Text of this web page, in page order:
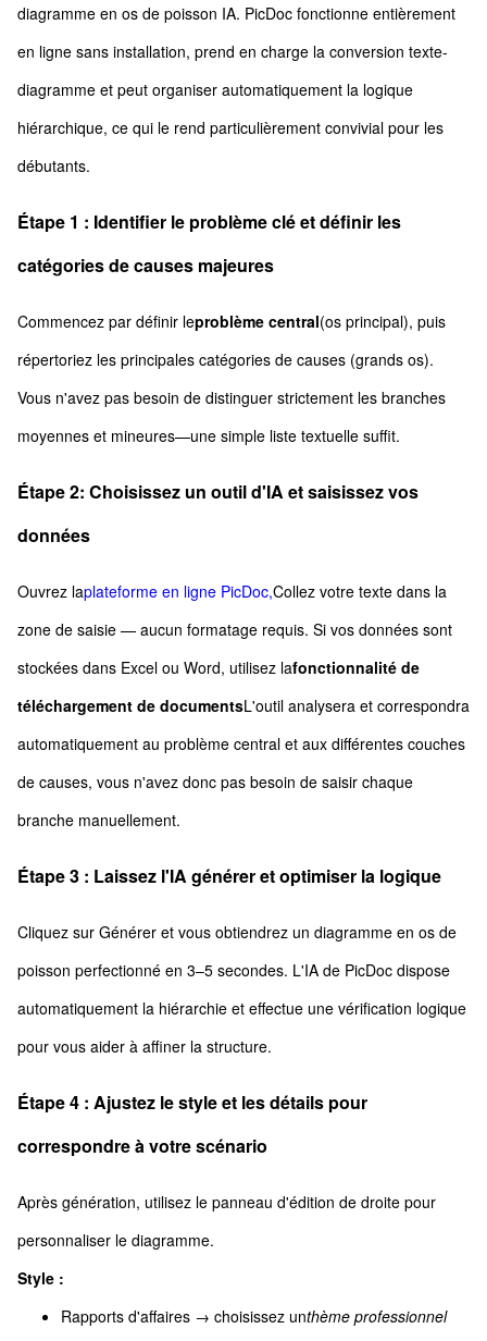
diagramme en os de poisson IA. PicDoc fonctionne entièrement
en ligne sans installation, prend en charge la conversion texte-
diagramme et peut organiser automatiquement la logique
hiérarchique, ce qui le rend particulièrement convivial pour les
débutants.
Étape 1 : Identifier le problème clé et définir les
catégories de causes majeures
Commencez par définir leproblème central(os principal), puis
répertoriez les principales catégories de causes (grands os).
Vous n'avez pas besoin de distinguer strictement les branches
moyennes et mineures—une simple liste textuelle suffit.
Étape 2: Choisissez un outil d'IA et saisissez vos
données
Ouvrez laplateforme en ligne PicDoc,Collez votre texte dans la
zone de saisie — aucun formatage requis. Si vos données sont
stockées dans Excel ou Word, utilisez lafonctionnalité de
téléchargement de documentsL'outil analysera et correspondra
automatiquement au problème central et aux différentes couches
de causes, vous n'avez donc pas besoin de saisir chaque
branche manuellement.
Étape 3 : Laissez l'IA générer et optimiser la logique
Cliquez sur Générer et vous obtiendrez un diagramme en os de
poisson perfectionné en 3–5 secondes. L'IA de PicDoc dispose
automatiquement la hiérarchie et effectue une vérification logique
pour vous aider à affiner la structure.
Étape 4 : Ajustez le style et les détails pour
correspondre à votre scénario
Après génération, utilisez le panneau d'édition de droite pour
personnaliser le diagramme.
Style :
Rapports d'affaires → choisissez unthème professionnel